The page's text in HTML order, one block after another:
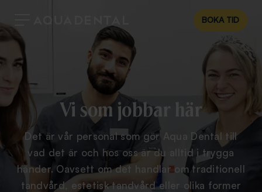
BOKA TID
Vi som jobbar här
Det är vår personal som gör Aqua Dental till
vad det är och hos oss är du alltid i trygga
händer. Oavsett om det handlar om traditionell
tandvård, estetisk tandvård eller olika former